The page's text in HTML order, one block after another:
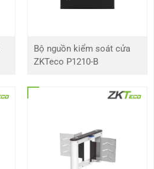
Bộ nguồn kiểm soát cửa
ZKTeco P1210-B